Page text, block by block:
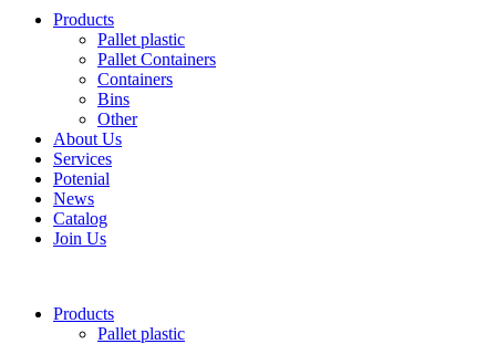
Products
Pallet plastic
Pallet Containers
Containers
Bins
Other
About Us
Services
Potenial
News
Catalog
Join Us
Products
Pallet plastic